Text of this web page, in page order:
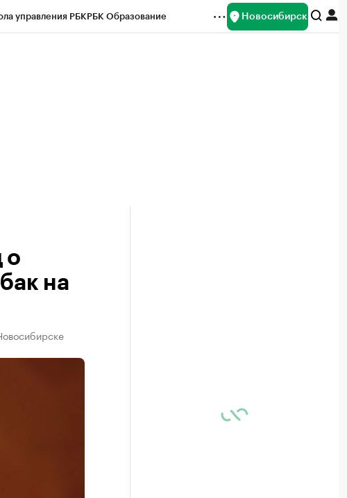
управления РБКРБК Образование Новосибирск
о
на